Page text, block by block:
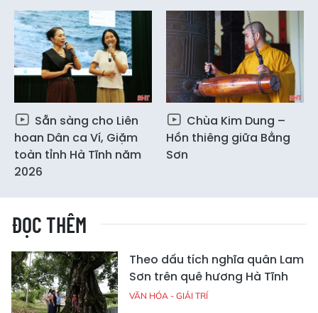
Sẵn sàng cho Liên
hoan Dân ca Ví, Giặm
toàn tỉnh Hà Tĩnh năm
2026
Chùa Kim Dung –
Hồn thiêng giữa Bằng
Sơn
ĐỌC THÊM
Theo dấu tích nghĩa quân Lam
Sơn trên quê hương Hà Tĩnh
VĂN HÓA - GIẢI TRÍ